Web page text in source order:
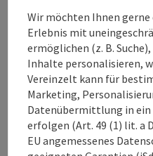
Der
Unmöglichkeit der
Rückbeförderung
unvermeidbarer
Umstände die
Unterbringung für
gilt nicht für
Mobilität (gemäß
Verordnung (EG) Nr.
Wir möchten Ihnen
Erlebnis mit
ermöglichen (z. B.
Inhalte personalisieren,
Vereinzelt kann für
Marketing,
Datenübermittlung in ein
erfolgen (Art. 49 (1) lit. a
EU angemessenes